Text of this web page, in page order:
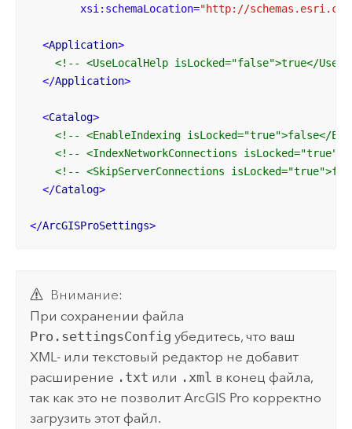
xsi:schemaLocation="http://
<Application>
<!-- <UseLocalHelp isLocked="false">true</
</Application>
<Catalog>
<!-- <EnableIndexing isLocked="true">false</
<!-- <IndexNetworkConnections
<!-- <SkipServerConnections
</Catalog>
</ArcGISProSettings>
Внимание:
При сохранении файла
Pro.settingsConfig убедитесь, что ваш
XML- или текстовый редактор не добавит
расширение .txt или .xml в конец файла,
так как это не позволитArcGIS Pro корректно
загрузить этот файл.